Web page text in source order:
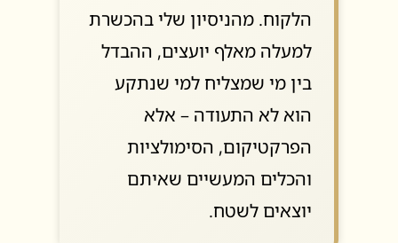
הלקוח. מהניסיון שלי בהכשרת
למעלה מאלף יועצים, ההבדל
בין מי שמצליח למי שנתקע
הוא לא התעודה – אלא
הפרקטיקום, הסימולציות
והכלים המעשיים שאיתם
יוצאים לשטח.